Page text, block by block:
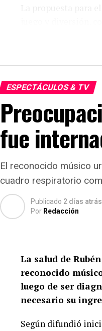
La propuesta de
donde los
ESPECTÁCULOS & TV
fue
El reconocido músico
cuadro respiratorio
Publicado 2 días atrás
Por Redacción
La salud de
reconocido
luego de ser
necesario su
Según difundió